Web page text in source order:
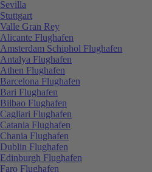
Sevilla
Stuttgart
Valle Gran Rey
Alicante Flughafen
Amsterdam Schiphol Flughafen
Antalya Flughafen
Athen Flughafen
Barcelona Flughafen
Bari Flughafen
Bilbao Flughafen
Cagliari Flughafen
Catania Flughafen
Chania Flughafen
Dublin Flughafen
Edinburgh Flughafen
Faro Flughafen